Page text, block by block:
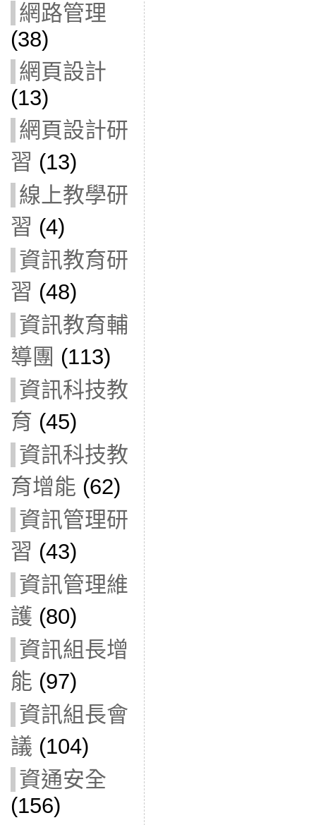
網路管理
(38)
網頁設計
(13)
網頁設計研
習 (13)
線上教學研
習 (4)
資訊教育研
習 (48)
資訊教育輔
導團 (113)
資訊科技教
育 (45)
資訊科技教
育增能 (62)
資訊管理研
習 (43)
資訊管理維
護 (80)
資訊組長增
能 (97)
資訊組長會
議 (104)
資通安全
(156)